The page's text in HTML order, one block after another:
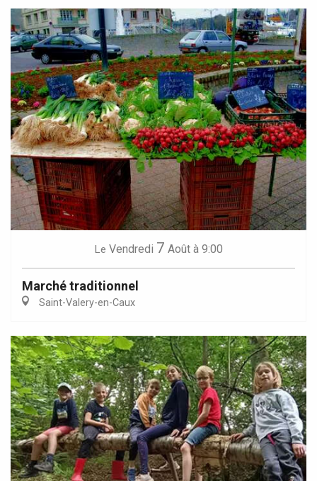
Le Vendredi 7 Août à 9:00
Marché traditionnel
Saint-Valery-en-Caux